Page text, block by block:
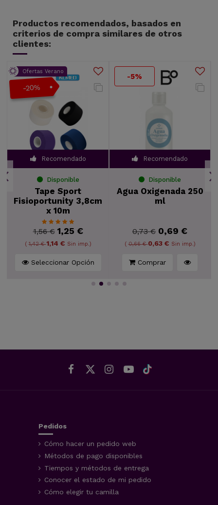
Productos recomendados, basados en
criterios de compra similares de otros
clientes:
Ofertas Verano
-20%
Recomendado
Disponible
Tape Sport
Fisioportunity 3,8cm
x 10m
1,56 € 1,25 €
(1,42 €1,14 € Sin imp.)
Seleccionar Opción
-5%
Recomendado
Disponible
Agua Oxigenada 250
ml
0,73 € 0,69 €
(0,66 €0,63 € Sin imp.)
Comprar
Pedidos
Cómo hacer un pedido web
Métodos de pago disponibles
Tiempos y métodos de entrega
Conocer el estado de mi pedido
Cómo elegir tu camilla